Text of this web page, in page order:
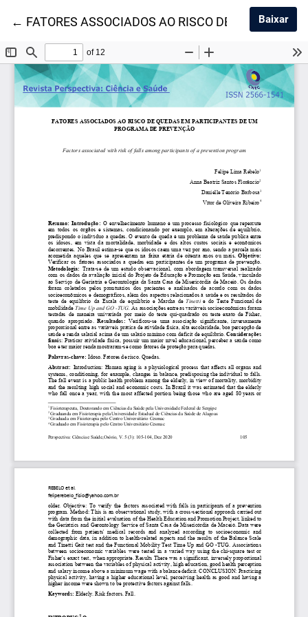
← Voltar aos Detalhes do Artigo
FATORES ASSOCIADOS AO RISCO DE QUEDAS
Baixar